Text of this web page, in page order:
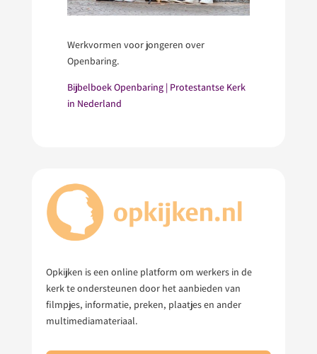
Werkvormen voor jongeren over
Openbaring.
Bijbelboek Openbaring | Protestantse Kerk
in Nederland
Opkijken is een online platform om werkers in de
kerk te ondersteunen door het aanbieden van
filmpjes, informatie, preken, plaatjes en ander
multimediamateriaal.